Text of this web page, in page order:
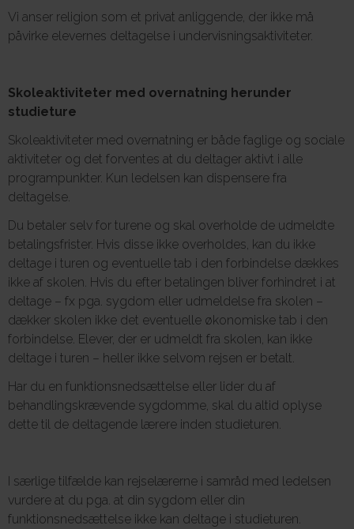
Vi anser religion som et privat anliggende, der ikke må
påvirke elevernes deltagelse i undervisningsaktiviteter.
Skoleaktiviteter med overnatning herunder
studieture
Skoleaktiviteter med overnatning er både faglige og sociale
aktiviteter og det forventes at du deltager aktivt i alle
programpunkter. Kun ledelsen kan dispensere fra
deltagelse.
Du betaler selv for turene og skal overholde de udmeldte
betalingsfrister. Hvis disse ikke overholdes, kan du ikke
deltage i turen og eventuelle tab i den forbindelse dækkes
ikke af skolen. Hvis du efter betalingen bliver forhindret i at
deltage – fx pga. sygdom eller udmeldelse fra skolen –
dækker skolen ikke det eventuelle økonomiske tab i den
forbindelse. Elever, der er udmeldt fra skolen, kan ikke
deltage i turen – heller ikke selvom rejsen er betalt.
Har du en funktionsnedsættelse eller lider du af
behandlingskrævende sygdomme, skal du altid oplyse
dette til de deltagende lærere inden studieturen.
I særlige tilfælde kan rejselærerne i samråd med ledelsen
vurdere at du pga. at din sygdom eller din
funktionsnedsættelse ikke kan deltage i studieturen.